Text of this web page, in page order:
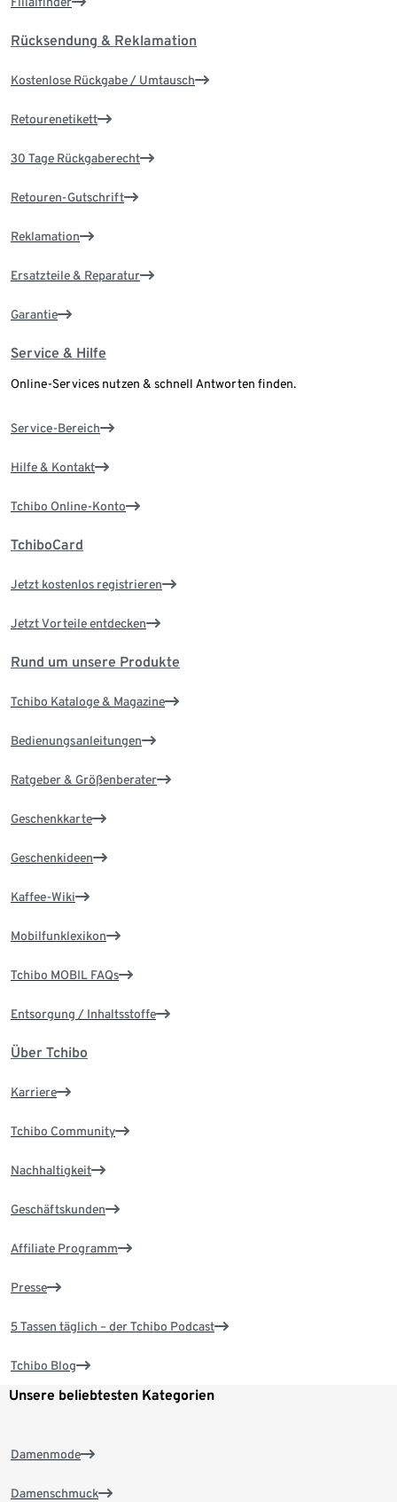
Rücksendung & Reklamation
Kostenlose Rückgabe / Umtausch
Retourenetikett
30 Tage Rückgaberecht
Retouren-Gutschrift
Reklamation
Ersatzteile & Reparatur
Garantie
Service & Hilfe
Online-Services nutzen & schnell Antworten finden.
Service-Bereich
Hilfe & Kontakt
Tchibo Online-Konto
TchiboCard
Jetzt kostenlos registrieren
Jetzt Vorteile entdecken
Rund um unsere Produkte
Tchibo Kataloge & Magazine
Bedienungsanleitungen
Ratgeber & Größenberater
Geschenkkarte
Geschenkideen
Kaffee-Wiki
Mobilfunklexikon
Tchibo MOBIL FAQs
Entsorgung / Inhaltsstoffe
Über Tchibo
Karriere
Tchibo Community
Nachhaltigkeit
Geschäftskunden
Affiliate Programm
Presse
5 Tassen täglich – der Tchibo Podcast
Tchibo Blog
Unsere beliebtesten Kategorien
Damenmode
Damenschmuck